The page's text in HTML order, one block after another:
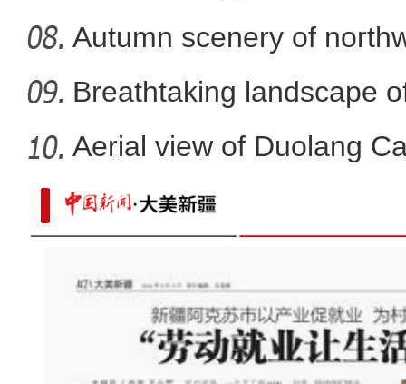
新疆阿勒泰市：宁静治
Autumn scenery of
Breathtaking landscape
Aerial view of Duolang